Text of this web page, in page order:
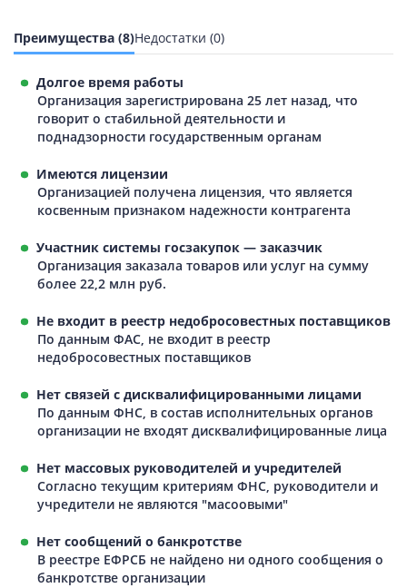
Преимущества (8)Недостатки (0)
Долгое время работы
Организация зарегистрирована 25 лет назад, что
говорит о стабильной деятельности и
поднадзорности государственным органам
Имеются лицензии
Организацией получена лицензия, что является
косвенным признаком надежности контрагента
Участник системы госзакупок — заказчик
Организация заказала товаров или услуг на сумму
более 22,2 млн руб.
Не входит в реестр недобросовестных поставщиков
По данным ФАС, не входит в реестр
недобросовестных поставщиков
Нет связей с дисквалифицированными лицами
По данным ФНС, в состав исполнительных органов
организации не входят дисквалифицированные лица
Нет массовых руководителей и учредителей
Согласно текущим критериям ФНС, руководители и
учредители не являются "масоовыми"
Нет сообщений о банкротстве
В реестре ЕФРСБ не найдено ни одного сообщения о
банкротстве организации